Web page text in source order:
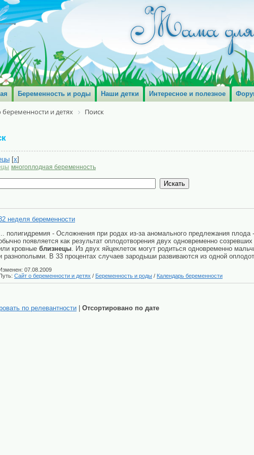
Беременность и роды Наши детки Интересное и полезное
беременности и детях Поиск
[x]
многоплодная беременность
неделя беременности
... полигидремия - Осложнения при родах из-за аномального предлежания
появляется как результат оплодотворения двух одновременно
кровные близнецы . Из двух яйцеклеток могут родиться одновременно
разнополыми. В 33 процентах случаев зародыши развиваются из одной
07.08.2009
Сайт о беременности и детях / Беременность и роды / Календарь беременности
по релевантности Отсортировано по дате